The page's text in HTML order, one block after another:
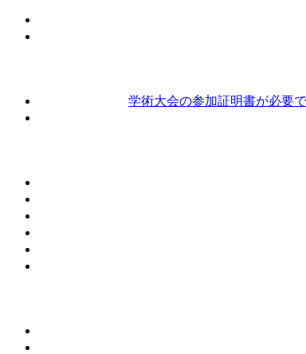
学術大会の参加証明書が必要